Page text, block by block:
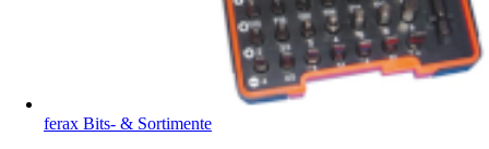
ferax Bits- & Sortimente